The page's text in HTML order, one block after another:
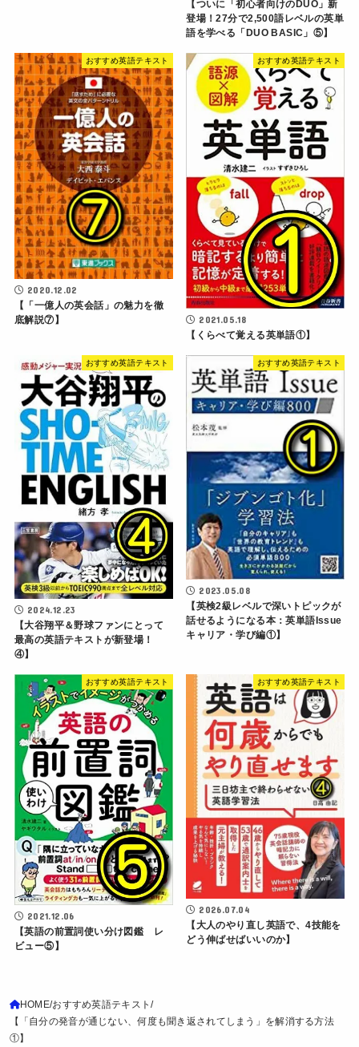
【ついに「初心者向けのDUO」新
登場！27分で2,500語レベルの英単
語を学べる「DUO BASIC」⑤】
おすすめ英語テキスト
2020.12.02
【「一億人の英会話」の魅力を徹
底解説⑦】
おすすめ英語テキスト
2021.05.18
【くらべて覚える英単語①】
おすすめ英語テキスト
2024.12.23
【大谷翔平＆野球ファンにとって
最高の英語テキストが新登場！
④】
おすすめ英語テキスト
2023.05.08
【英検2級レベルで深いトピックが
話せるようになる本：英単語Issue
キャリア・学び編①】
おすすめ英語テキスト
2021.12.06
【英語の前置詞使い分け図鑑 レ
ビュー⑤】
おすすめ英語テキスト
2026.07.04
【大人のやり直し英語で、4技能を
どう伸ばせばいいのか】
HOME おすすめ英語テキスト
【「自分の発音が通じない、何度も聞き返されてしまう」を解消する方法
①】